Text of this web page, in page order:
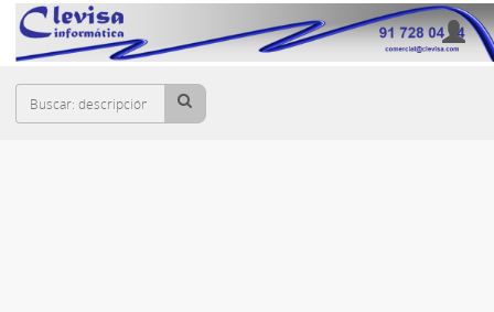
Cesta
ADAPTADOR HOST FIBRA OPTICA SAN